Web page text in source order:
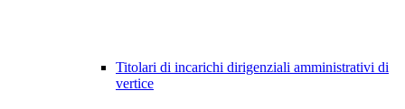
Titolari di incarichi dirigenziali amministrativi di
vertice